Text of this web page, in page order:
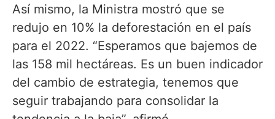
Así mismo, la Ministra mostró que se
redujo en 10% la deforestación en el país
para el 2022. “Esperamos que bajemos de
las 158 mil hectáreas. Es un buen indicador
del cambio de estrategia, tenemos que
seguir trabajando para consolidar la